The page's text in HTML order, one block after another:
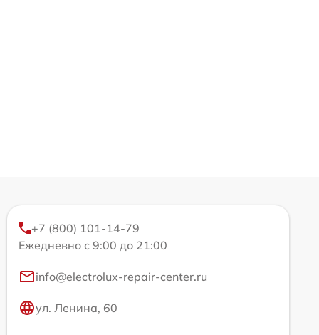
+7 (800) 101-14-79
Ежедневно с 9:00 до 21:00
info@electrolux-repair-center.ru
ул. Ленина, 60